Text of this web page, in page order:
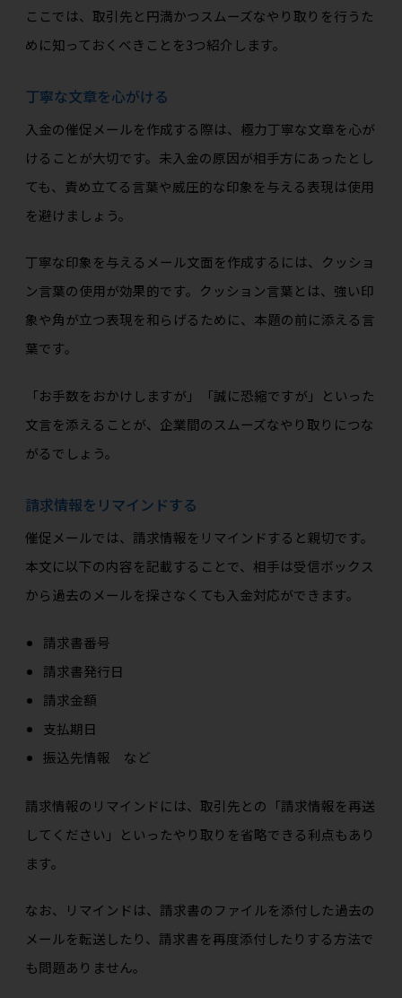
ここでは、取引先と円満かつスムーズなやり取りを行うた
めに知っておくべきことを3つ紹介します。
丁寧な文章を心がける
入金の催促メールを作成する際は、極力丁寧な文章を心が
けることが大切です。未入金の原因が相手方にあったとし
ても、責め立てる言葉や威圧的な印象を与える表現は使用
を避けましょう。
丁寧な印象を与えるメール文面を作成するには、クッショ
ン言葉の使用が効果的です。クッション言葉とは、強い印
象や角が立つ表現を和らげるために、本題の前に添える言
葉です。
「お手数をおかけしますが」「誠に恐縮ですが」といった
文言を添えることが、企業間のスムーズなやり取りにつな
がるでしょう。
請求情報をリマインドする
催促メールでは、請求情報をリマインドすると親切です。
本文に以下の内容を記載することで、相手は受信ボックス
から過去のメールを探さなくても入金対応ができます。
請求書番号
請求書発行日
請求金額
支払期日
振込先情報 など
請求情報のリマインドには、取引先との「請求情報を再送
してください」といったやり取りを省略できる利点もあり
ます。
なお、リマインドは、請求書のファイルを添付した過去の
メールを転送したり、請求書を再度添付したりする方法で
も問題ありません。